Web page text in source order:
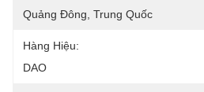
Quảng Đông, Trung Quốc
Hàng Hiệu:
DAO